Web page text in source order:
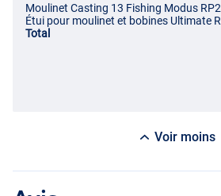
Moulinet Casting 13 Fishing Modus
Étui pour moulinet et bobines Ultimate
Total
Voir moins